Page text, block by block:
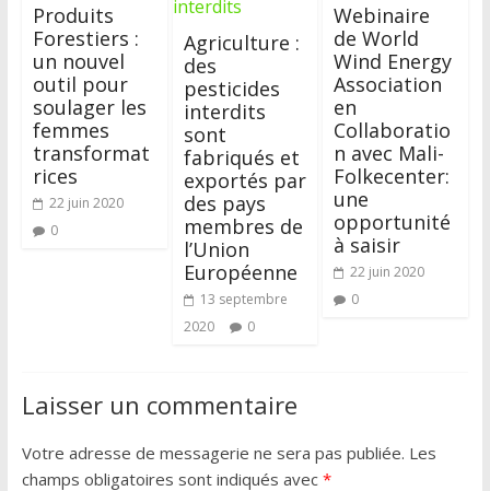
Produits
Forestiers :
un nouvel
outil pour
soulager les
femmes
transformat
rices
22 juin 2020
0
Agriculture :
des
pesticides
interdits
sont
fabriqués et
exportés par
des pays
membres de
l’Union
Européenne
13 septembre
2020
0
Webinaire
de World
Wind Energy
Association
en
Collaboratio
n avec Mali-
Folkecenter:
une
opportunité
à saisir
22 juin 2020
0
Laisser un commentaire
Votre adresse de messagerie ne sera pas publiée. Les
champs obligatoires sont indiqués avec *